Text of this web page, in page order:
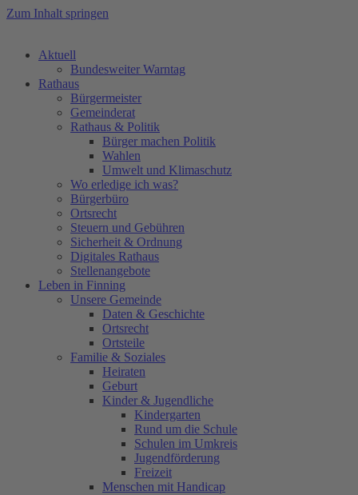
Zum Inhalt springen
Aktuell
Bundesweiter Warntag
Rathaus
Bürgermeister
Gemeinderat
Rathaus & Politik
Bürger machen Politik
Wahlen
Umwelt und Klimaschutz
Wo erledige ich was?
Bürgerbüro
Ortsrecht
Steuern und Gebühren
Sicherheit & Ordnung
Digitales Rathaus
Stellenangebote
Leben in Finning
Unsere Gemeinde
Daten & Geschichte
Ortsrecht
Ortsteile
Familie & Soziales
Heiraten
Geburt
Kinder & Jugendliche
Kindergarten
Rund um die Schule
Schulen im Umkreis
Jugendförderung
Freizeit
Menschen mit Handicap